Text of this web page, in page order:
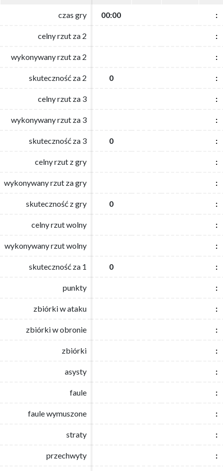
czas gry 00:00 :
celny rzut za 2 :
wykonywany rzut za 2 :
skuteczność za 2 0 :
celny rzut za 3 :
wykonywany rzut za 3 :
skuteczność za 3 0 :
celny rzut z gry :
wykonywany rzut za gry :
skuteczność z gry 0 :
celny rzut wolny :
wykonywany rzut wolny :
skuteczność za 1 0 :
punkty :
zbiórki w ataku :
zbiórki w obronie :
zbiórki :
asysty :
faule :
faule wymuszone :
straty :
przechwyty :
czas gry 00:00 :
celny rzut za 2 :
wykonywany rzut za 2 :
skuteczność za 2 0 :
celny rzut za 3 :
wykonywany rzut za 3 :
skuteczność za 3 0 :
celny rzut z gry :
wykonywany rzut za gry :
skuteczność z gry 0 :
celny rzut wolny :
wykonywany rzut wolny :
skuteczność za 1 0 :
punkty :
zbiórki w ataku :
zbiórki w obronie :
zbiórki :
asysty :
faule :
faule wymuszone :
straty :
przechwyty :